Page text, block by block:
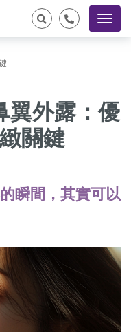
翼外露：優
關鍵
瞬間，其實可以